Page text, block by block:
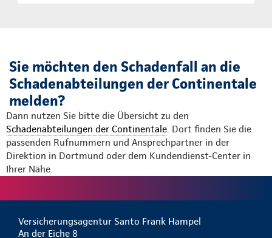
Sie möchten den Schadenfall an die
Schadenabteilungen der Continentale
melden?
Dann nutzen Sie bitte die Übersicht zu den
Schadenabteilungen der Continentale . Dort finden Sie die
passenden Rufnummern und Ansprechpartner in der
Direktion in Dortmund oder dem Kundendienst-Center in
Ihrer Nähe.
Versicherungsagentur Santo Frank Hampel
An der Eiche 8